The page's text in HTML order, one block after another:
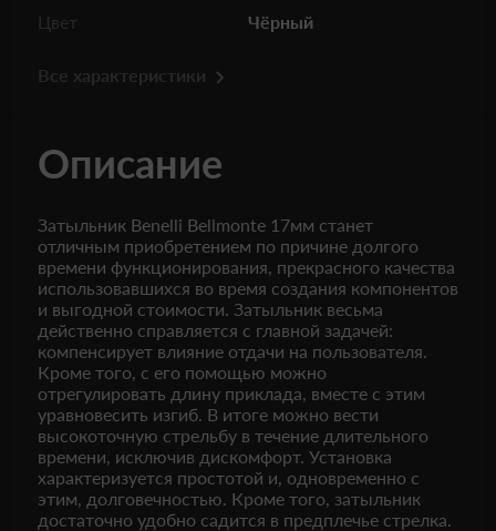
Цвет Чёрный
Все характеристики
Описание
Затыльник Benelli Bellmonte 17мм станет
отличным приобретением по причине долгого
времени функционирования, прекрасного качества
использовавшихся во время создания компонентов
и выгодной стоимости. Затыльник весьма
действенно справляется с главной задачей:
компенсирует влияние отдачи на пользователя.
Кроме того, с его помощью можно
отрегулировать длину приклада, вместе с этим
уравновесить изгиб. В итоге можно вести
высокоточную стрельбу в течение длительного
времени, исключив дискомфорт. Установка
характеризуется простотой и, одновременно с
этим, долговечностью. Кроме того, затыльник
достаточно удобно садится в предплечье стрелка.